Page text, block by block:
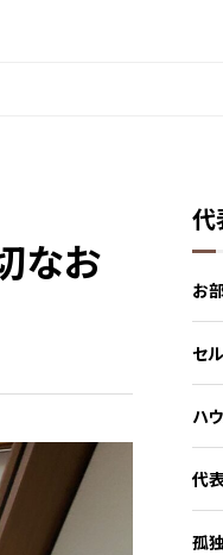
なお
代
お
セ
ハ
代
孤